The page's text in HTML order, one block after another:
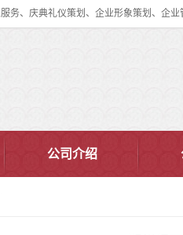
公司介绍